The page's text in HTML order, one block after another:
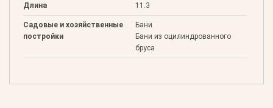
Длина 11.3
Садовые и хозяйственные
постройки
Бани
Бани из оцилиндрованного
бруса